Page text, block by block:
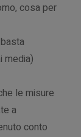
cosa per
media)
le misure
a
conto